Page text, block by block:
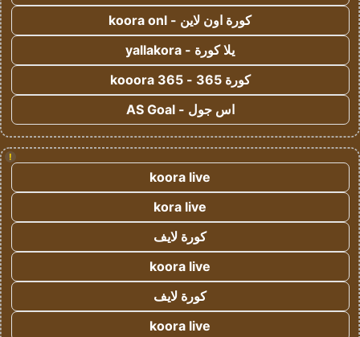
كورة اون لاين - koora onl
يلا كورة - yallakora
كورة 365 - kooora 365
اس جول - AS Goal
!
koora live
kora live
كورة لايف
koora live
كورة لايف
koora live